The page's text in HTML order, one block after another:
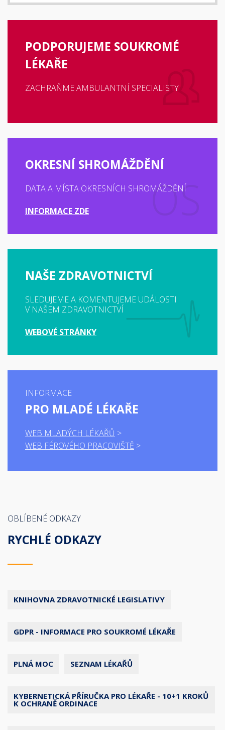
PODPORUJEME SOUKROMÉ
LÉKAŘE
ZACHRAŇME AMBULANTNÍ SPECIALISTY
OKRESNÍ SHROMÁŽDĚNÍ
DATA A MÍSTA OKRESNÍCH SHROMÁŽDĚNÍ
INFORMACE ZDE
NAŠE ZDRAVOTNICTVÍ
SLEDUJEME A KOMENTUJEME UDÁLOSTI
V NAŠEM ZDRAVOTNICTVÍ
WEBOVÉ STRÁNKY
INFORMACE
PRO MLADÉ LÉKAŘE
WEB MLADÝCH LÉKAŘŮ
WEB FÉROVÉHO PRACOVIŠTĚ
OBLÍBENÉ ODKAZY
RYCHLÉ ODKAZY
KNIHOVNA ZDRAVOTNICKÉ LEGISLATIVY
GDPR - INFORMACE PRO SOUKROMÉ LÉKAŘE
PLNÁ MOC SEZNAM LÉKAŘŮ
KYBERNETICKÁ PŘÍRUČKA PRO LÉKAŘE - 10+1 KROKŮ
K OCHRANĚ ORDINACE